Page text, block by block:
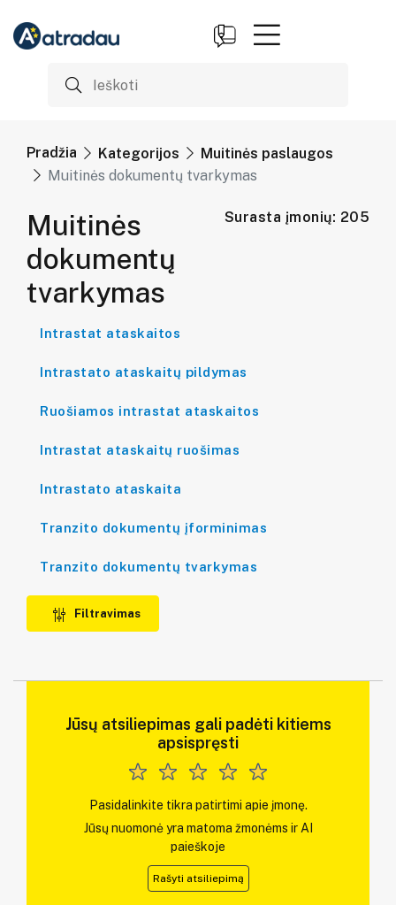
Pradžia Kategorijos
Muitinės paslaugos
Muitinės dokumentų tvarkymas
Muitinės
dokumentų
tvarkymas
Surasta įmonių: 205
Intrastat ataskaitos
Intrastato ataskaitų pildymas
Ruošiamos intrastat ataskaitos
Intrastat ataskaitų ruošimas
Intrastato ataskaita
Tranzito dokumentų įforminimas
Tranzito dokumentų tvarkymas
Filtravimas
Jūsų atsiliepimas gali padėti kitiems
apsispręsti
Pasidalinkite tikra patirtimi apie įmonę.
Jūsų nuomonė yra matoma žmonėms ir AI
paieškoje
Rašyti atsiliepimą